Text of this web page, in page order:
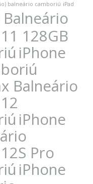
balneário camboriú iPad
128GB
iPhone
Balneário
iPhone
Pro
iPhone